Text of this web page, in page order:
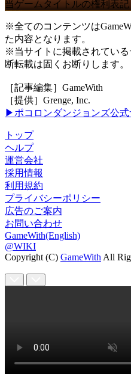
当ゲームタイトルの権利表記
※全てのコンテンツは
た内容となります。
※当サイトに掲載されてい
断転載は固くお断りします。
［記事編集］GameWith
［提供］Grenge, Inc.
▶ポコロンダンジョンズ公式
トップ
ヘルプ
運営会社
採用情報
利用規約
プライバシーポリシー
広告のご案内
お問い合わせ
GameWith(English)
@WIKI
Copyright (C) GameWith All